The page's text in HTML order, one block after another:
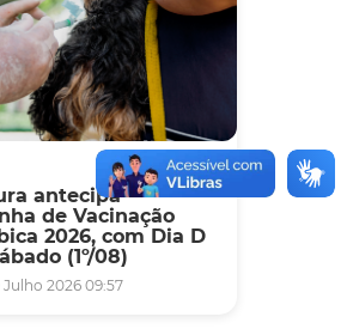
antecipa
de Vacinação
2026, com Dia D
(1º/08)
2026 09:57